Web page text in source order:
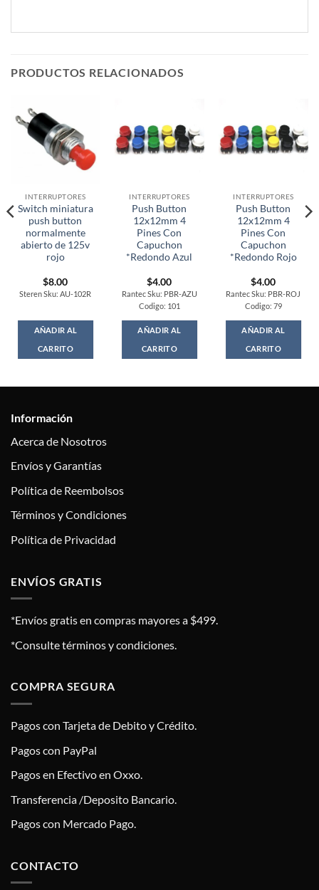
PRODUCTOS RELACIONADOS
INTERRUPTORES
Switch miniatura
push button
normalmente
abierto de 125v
rojo
$8.00
Steren Sku: AU-102R
AÑADIR AL
CARRITO
INTERRUPTORES
Push Button
12x12mm 4
Pines Con
Capuchon
*Redondo Azul
$4.00
Rantec Sku: PBR-AZU
Codigo: 101
AÑADIR AL
CARRITO
INTERRUPTORES
Push Button
12x12mm 4
Pines Con
Capuchon
*Redondo Rojo
$4.00
Rantec Sku: PBR-ROJ
Codigo: 79
AÑADIR AL
CARRITO
Información
Acerca de Nosotros
Envíos y Garantías
Política de Reembolsos
Términos y Condiciones
Política de Privacidad
ENVÍOS GRATIS
*Envíos gratis en compras mayores a $499.
*Consulte términos y condiciones.
COMPRA SEGURA
Pagos con Tarjeta de Debito y Crédito.
Pagos con PayPal
Pagos en Efectivo en Oxxo.
Transferencia /Deposito Bancario.
Pagos con Mercado Pago.
CONTACTO